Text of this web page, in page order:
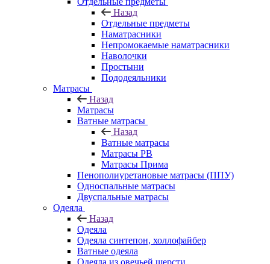
Назад
Отдельные предметы
Наматрасники
Непромокаемые наматрасники
Наволочки
Простыни
Пододеяльники
Матрасы
Назад
Матрасы
Ватные матрасы
Назад
Ватные матрасы
Матрасы РВ
Матрасы Прима
Пенополиуретановые матрасы (ППУ)
Односпальные матрасы
Двуспальные матрасы
Одеяла
Назад
Одеяла
Одеяла синтепон, холлофайбер
Ватные одеяла
Одеяла из овечьей шерсти